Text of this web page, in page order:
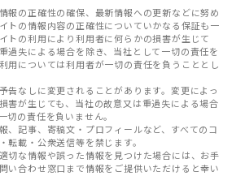
報の正確性の確保、最新情報への更新などに努め
トの情報内容の正確性についていかなる保証も一
トの利用により利用者に何らかの損害が生じて
過失による場合を除き、当社として一切の責任を
用については利用者が一切の責任を負うこととし
告なしに変更されることがあります。変更によっ
害が生じても、当社の故意又は重過失による場合
切の責任を負いません。
、記事、寄稿文・プロフィールなど、すべてのコ
転載・公衆送信等を禁じます。
切な情報や誤った情報を見つけた場合には、お手
い合わせ窓口まで情報をご提供いただけると幸い